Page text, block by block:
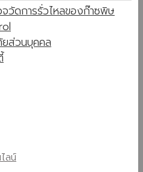
วัดการรั่วไหลของก๊าซพิษ
ส่วนบุคคล
ลน์